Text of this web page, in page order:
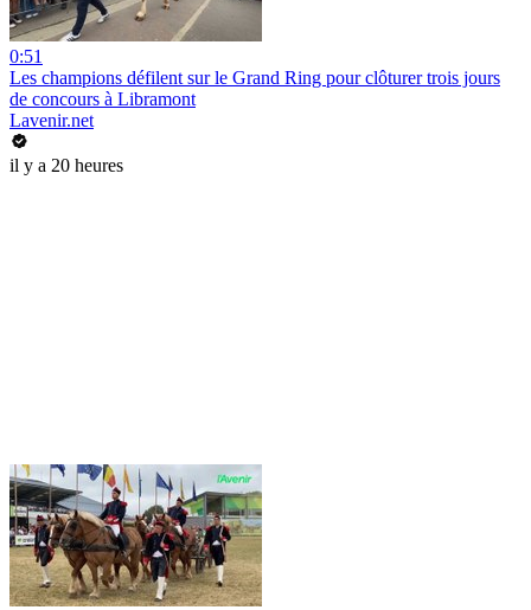
0:51
Les champions défilent sur le Grand Ring pour clôturer trois jours
de concours à Libramont
Lavenir.net
il y a 20 heures